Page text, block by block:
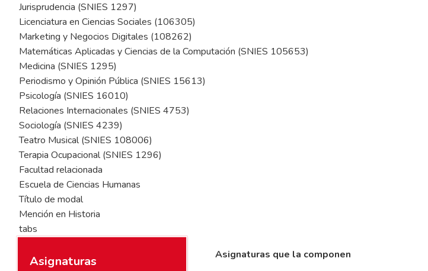
Jurisprudencia (SNIES 1297)
Licenciatura en Ciencias Sociales (106305)
Marketing y Negocios Digitales (108262)
Matemáticas Aplicadas y Ciencias de la Computación (SNIES 105653)
Medicina (SNIES 1295)
Periodismo y Opinión Pública (SNIES 15613)
Psicología (SNIES 16010)
Relaciones Internacionales (SNIES 4753)
Sociología (SNIES 4239)
Teatro Musical (SNIES 108006)
Terapia Ocupacional (SNIES 1296)
Facultad relacionada
Escuela de Ciencias Humanas
Título de modal
Mención en Historia
tabs
Asignaturas Asignaturas que la componen